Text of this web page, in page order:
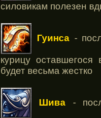
силовикам полезен
Гуинса-
курицу
будет весьма жестко
Шива -